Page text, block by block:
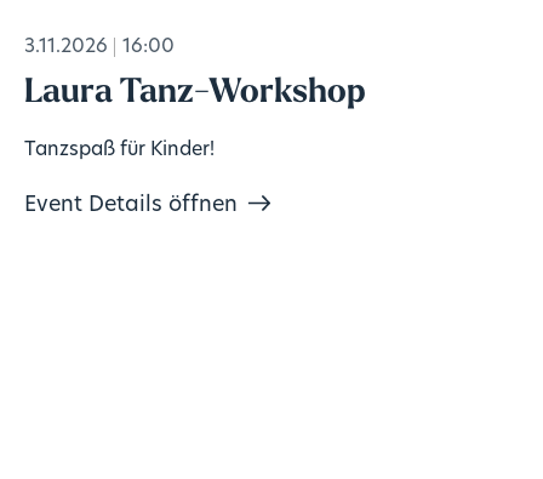
3.11.2026 16:00
Laura Tanz-Workshop
Tanzspaß für Kinder!
Event Details öffnen